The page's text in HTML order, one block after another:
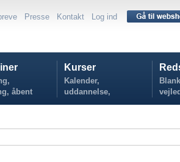
Presse Kontakt Log ind
åbent
Kurser
Kalender,
uddannelse,
tilmelding...